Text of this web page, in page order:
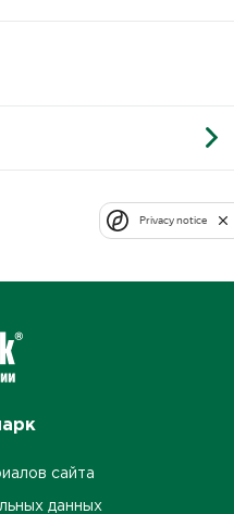
сайта
данных
Privacy notice